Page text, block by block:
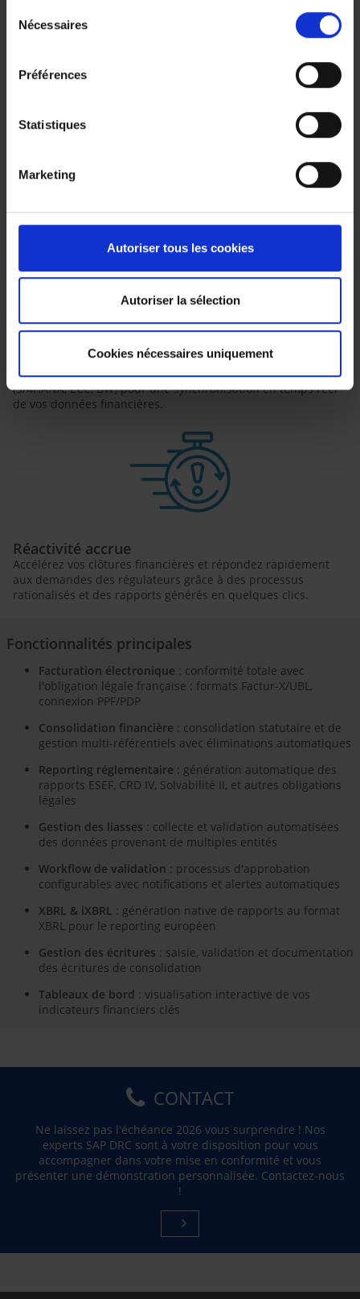
Nécessaires
Préférences
Statistiques
Marketing
Autoriser tous les cookies
Autoriser la sélection
Cookies nécessaires uniquement
Transparence totale
Bénéficiez d'une traçabilité complète de vos données
documentation automatique de tous les processus.
Intégration native SAP
Profitez d'une intégration parfaite avec votre écosystème SAP
(S/4HANA, ECC, BW) pour une synchronisation en temps réel
de vos données financières.
Réactivité accrue
Accélérez vos clôtures financières et répondez rapidement
aux demandes des régulateurs grâce à des processus
rationalisés et des rapports générés en quelques clics.
Fonctionnalités principales
Facturation électronique : conformité totale avec
l'obligation légale française : formats Factur-X/UBL,
connexion PPF/PDP
Consolidation financière : consolidation statutaire et de
gestion multi-référentiels avec éliminations automatiques
Reporting réglementaire : génération automatique des
rapports ESEF, CRD IV, Solvabilité II, et autres obligations
légales
Gestion des liasses : collecte et validation automatisées
des données provenant de multiples entités
Workflow de validation : processus d'approbation
configurables avec notifications et alertes automatiques
XBRL & iXBRL : génération native de rapports au format
XBRL pour le reporting européen
Gestion des écritures : saisie, validation et documentation
des écritures de consolidation
Tableaux de bord : visualisation interactive de vos
indicateurs financiers clés
CONTACT
Ne laissez pas l'échéance 2026 vous surprendre ! Nos
experts SAP DRC sont à votre disposition pour vous
accompagner dans votre mise en conformité et vous
présenter une démonstration personnalisée. Contactez-nous
!